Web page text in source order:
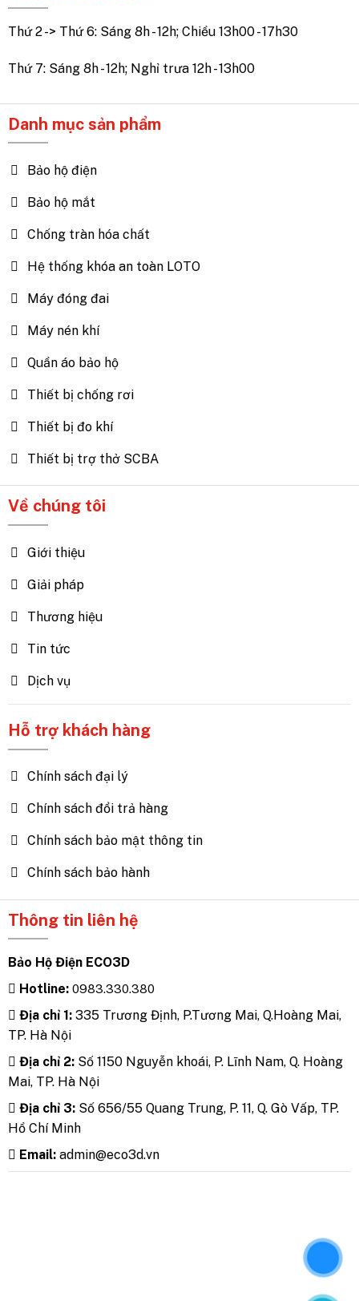
Thứ 2 -> Thứ 6: Sáng 8h - 12h; Chiều 13h00 - 17h30
Thứ 7: Sáng 8h - 12h; Nghỉ trưa 12h - 13h00
Danh mục sản phẩm
Bảo hộ điện
Bảo hộ mắt
Chống tràn hóa chất
Hệ thống khóa an toàn LOTO
Máy đóng đai
Máy nén khí
Quần áo bảo hộ
Thiết bị chống rơi
Thiết bị đo khí
Thiết bị trợ thở SCBA
Về chúng tôi
Giới thiệu
Giải pháp
Thương hiệu
Tin tức
Dịch vụ
Hỗ trợ khách hàng
Chính sách đại lý
Chính sách đổi trả hàng
Chính sách bảo mật thông tin
Chính sách bảo hành
Thông tin liên hệ
Bảo Hộ Điện ECO3D
Hotline: 0983.330.380
Địa chỉ 1: 335 Trương Định, P.Tương Mai, Q.Hoàng Mai,
TP. Hà Nội
Địa chỉ 2: Số 1150 Nguyễn khoái, P. Lĩnh Nam, Q. Hoàng
Mai, TP. Hà Nội
Địa chỉ 3: Số 656/55 Quang Trung, P. 11, Q. Gò Vấp, TP.
Hồ Chí Minh
Email: admin@eco3d.vn